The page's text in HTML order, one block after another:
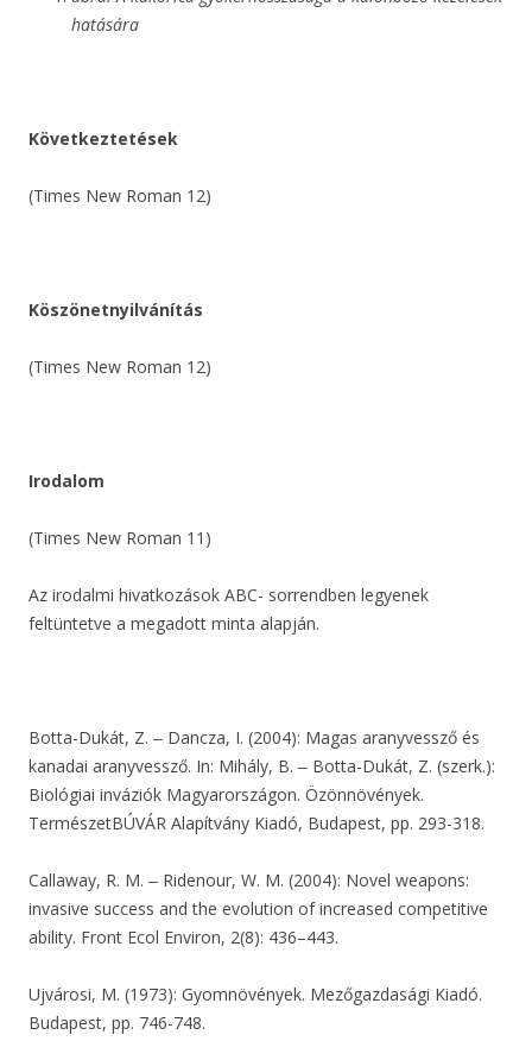
hatására
Következtetések
(Times New Roman 12)
Köszönetnyilvánítás
(Times New Roman 12)
Irodalom
(Times New Roman 11)
Az irodalmi hivatkozások ABC- sorrendben legyenek
feltüntetve a megadott minta alapján.
Botta-Dukát, Z. ‒ Dancza, I. (2004): Magas aranyvessző és
kanadai aranyvessző. In: Mihály, B. ‒ Botta-Dukát, Z. (szerk.):
Biológiai inváziók Magyarországon. Özönnövények.
TermészetBÚVÁR Alapítvány Kiadó, Budapest, pp. 293-318.
Callaway, R. M. ‒ Ridenour, W. M. (2004): Novel weapons:
invasive success and the evolution of increased competitive
ability. Front Ecol Environ, 2(8): 436–443.
Ujvárosi, M. (1973): Gyomnövények. Mezőgazdasági Kiadó.
Budapest, pp. 746-748.